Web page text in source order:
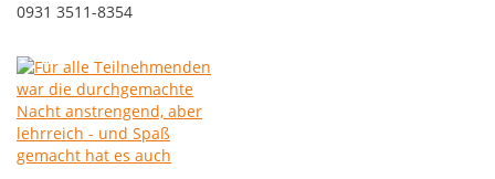
0931 3511-8354